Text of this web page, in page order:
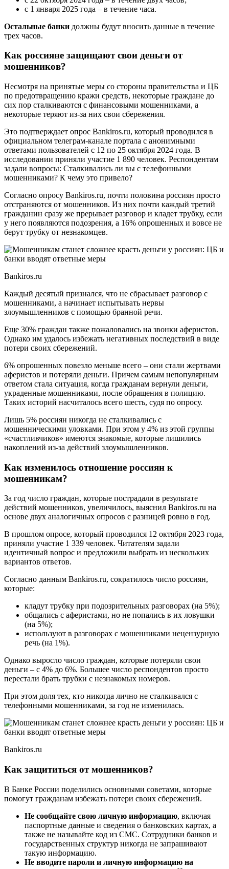
с 1 января 2025 года – в течение часа.
Остальные банки должны будут вносить данные в течение
трех часов.
Как россияне защищают свои деньги от
мошенников?
Несмотря на принятые меры со стороны правительства и ЦБ
по предотвращению кражи средств, некоторые граждане до
сих пор сталкиваются с финансовыми мошенниками, а
некоторые теряют из-за них свои сбережения.
Это подтверждает опрос Bankiros.ru, который проводился в
официальном телеграм-канале портала с анонимными
ответами пользователей с 12 по 25 октября 2024 года. В
исследовании приняли участие 1 890 человек. Респондентам
задали вопросы: Сталкивались ли вы с телефонными
мошенниками? К чему это привело?
Согласно опросу Bankiros.ru, почти половина россиян просто
отстраняются от мошенников. Из них почти каждый третий
гражданин сразу же прерывает разговор и кладет трубку, если
у него появляются подозрения, а 16% опрошенных и вовсе не
берут трубку от незнакомцев.
Bankiros.ru
Каждый десятый признался, что не сбрасывает разговор с
мошенниками, а начинает испытывать нервы
злоумышленников с помощью бранной речи.
Еще 30% граждан также пожаловались на звонки аферистов.
Однако им удалось избежать негативных последствий в виде
потери своих сбережений.
6% опрошенных повезло меньше всего – они стали жертвами
аферистов и потеряли деньги. Причем самым непопулярным
ответом стала ситуация, когда гражданам вернули деньги,
украденные мошенниками, после обращения в полицию.
Таких историй насчиталось всего шесть, судя по опросу.
Лишь 5% россиян никогда не сталкивались с
мошенническими уловками. При этом у 4% из этой группы
«счастливчиков» имеются знакомые, которые лишились
накоплений из-за действий злоумышленников.
Как изменилось отношение россиян к
мошенникам?
За год число граждан, которые пострадали в результате
действий мошенников, увеличилось, выяснил Bankiros.ru на
основе двух аналогичных опросов с разницей ровно в год.
В прошлом опросе, который проводился 12 октября 2023 года,
приняли участие 1 339 человек. Читателям задали
идентичный вопрос и предложили выбрать из нескольких
вариантов ответов.
Согласно данным Bankiros.ru, сократилось число россиян,
которые:
кладут трубку при подозрительных разговорах (на 5%);
общались с аферистами, но не попались в их ловушки
(на 5%);
используют в разговорах с мошенниками нецензурную
речь (на 1%).
Однако выросло число граждан, которые потеряли свои
деньги – с 4% до 6%. Большее число респондентов просто
перестали брать трубки с незнакомых номеров.
При этом доля тех, кто никогда лично не сталкивался с
телефонными мошенниками, за год не изменилась.
Bankiros.ru
Как защититься от мошенников?
В Банке России поделились основными советами, которые
помогут гражданам избежать потери своих сбережений.
Не сообщайте свою личную информацию, включая
паспортные данные и сведения о банковских картах, а
также не называйте код из СМС. Сотрудники банков и
государственных структур никогда не запрашивают
такую информацию.
Не вводите пароли и личную информацию на